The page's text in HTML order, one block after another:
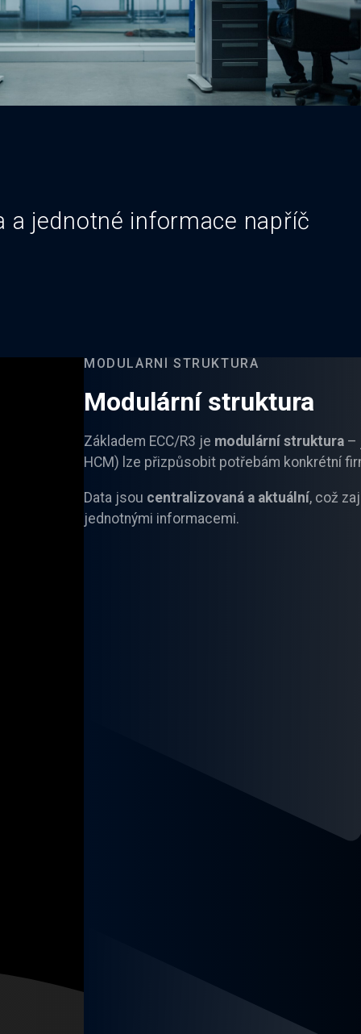
jednotné informace napříč
MODULÁRNÍ STRUKTURA
Modulární struktura
Základem ECC/R3 je modulární struktura –
HCM) lze přizpůsobit potřebám konkrétní
Data jsou centralizovaná a aktuální, což
jednotnými informacemi.